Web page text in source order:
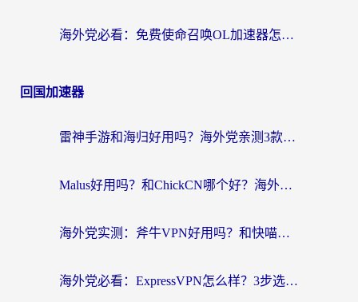
海外党必看：免费使命召唤OL加速器怎么选？3个国服游戏加速痛点一次性解决
回国加速器
雷神手游和海归好用吗？海外党亲测3款热门回国加速器+番茄加速器深度体验
Malus好用吗？和ChickCN哪个好？海外党亲测：选对回国加速器，追剧游戏不卡顿
海外党实测：斧牛VPN好用吗？和快喵VPN对比哪个回国效果更好？附3款热门加速器深度分析
海外党必看：ExpressVPN怎么样？3步选对回国加速器，无缝刷国内剧玩手游